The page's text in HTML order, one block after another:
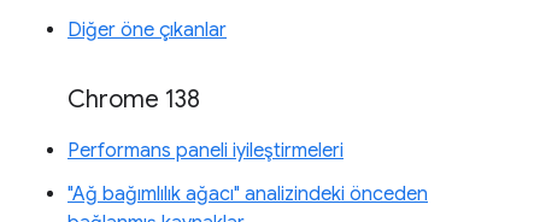
Diğer öne çıkanlar
Chrome 138
Performans paneli iyileştirmeleri
"Ağ bağımlılık ağacı" analizindeki önceden